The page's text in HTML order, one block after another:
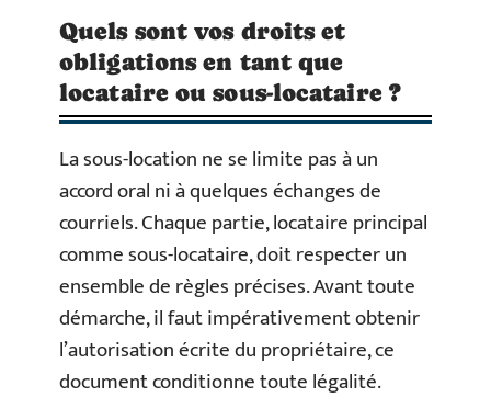
Quels sont vos droits et
obligations en tant que
locataire ou sous-locataire ?
La sous-location ne se limite pas à un
accord oral ni à quelques échanges de
courriels. Chaque partie, locataire principal
comme sous-locataire, doit respecter un
ensemble de règles précises. Avant toute
démarche, il faut impérativement obtenir
l’autorisation écrite du propriétaire, ce
document conditionne toute légalité.